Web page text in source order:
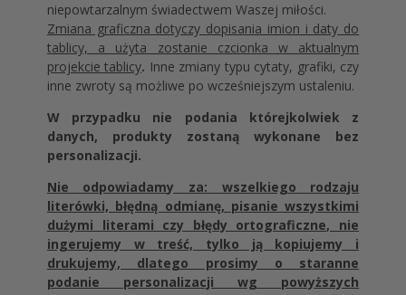
niepowtarzalnym świadectwem Waszej miłości.
Zmiana graficzna dotyczy dopisania imion i daty do
tablicy, a użyta zostanie czcionka w aktualnym
projekcie tablicy. Inne zmiany typu cytaty, grafiki, czy
inne zwroty są możliwe po wcześniejszym ustaleniu.
W przypadku nie podania którejkolwiek z
danych, produkty zostaną wykonane bez
personalizacji.
Nie odpowiadamy za: wszelkiego rodzaju
literówki, błędną odmianę, pisanie wszystkimi
dużymi literami czy błędy ortograficzne, nie
ingerujemy w treść, tylko ją kopiujemy i
drukujemy, dlatego prosimy o staranne
podanie personalizacji wg powyższych